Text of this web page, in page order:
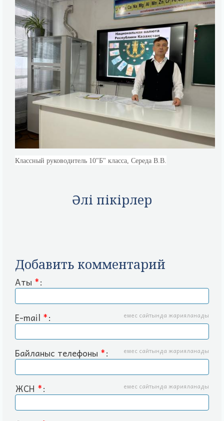
Классный руководитель 10"Б" класса, Середа В.В.
Әлі пікірлер
Добавить комментарий
Аты *:
E-mail *: емес сайтында жарияланады
Байланыс телефоны *: емес сайтында жарияланады
ЖСН *: емес сайтында жарияланады